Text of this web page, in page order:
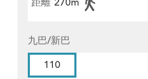
九巴/新巴
110